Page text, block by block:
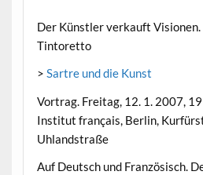
Der Künstler verkauft Visionen.
Tintoretto
> Sartre und die Kunst
Vortrag. Freitag, 12. 1. 2007,
Institut français, Berlin,
Uhlandstraße
Auf Deutsch und Französisch.